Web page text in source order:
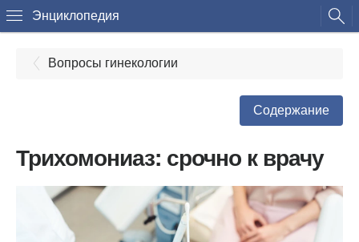
Энциклопедия
Вопросы гинекологии
Содержание
Трихомониаз: срочно к врачу